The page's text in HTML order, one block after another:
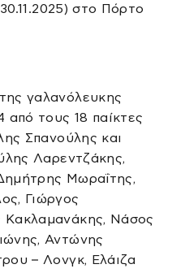
στο Πόρτο
γαλανόλευκης
από τους 18 παίκτες
Σπανούλης και
Λαρεντζάκης,
Μωραΐτης,
Γιώργος
Κακλαμανάκης, Νάσος
Αντώνης
– Λονγκ, Ελάιζα